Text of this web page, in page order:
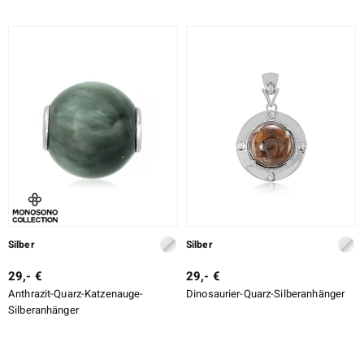
Silber
29,- €
Anthrazit-Quarz-Katzenauge-
Silberanhänger
Silber
29,- €
Dinosaurier-Quarz-Silberanhänger